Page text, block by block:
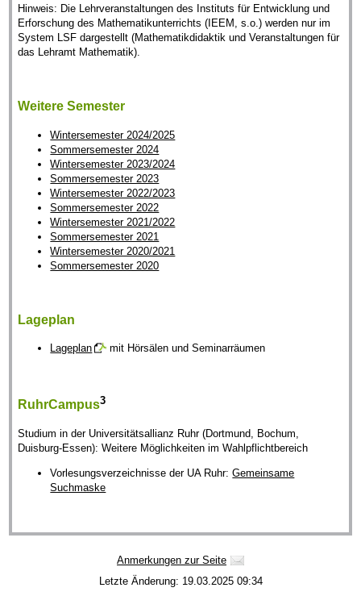
Hinweis: Die Lehrveranstaltungen des Instituts für Entwicklung und
Erforschung des Mathematikunterrichts (IEEM, s.o.) werden nur im
System LSF dargestellt (Mathematikdidaktik und Veranstaltungen für
das Lehramt Mathematik).
Weitere Semester
Wintersemester 2024/2025
Sommersemester 2024
Wintersemester 2023/2024
Sommersemester 2023
Wintersemester 2022/2023
Sommersemester 2022
Wintersemester 2021/2022
Sommersemester 2021
Wintersemester 2020/2021
Sommersemester 2020
Lageplan
Lageplan mit Hörsälen und Seminarräumen
RuhrCampus3
Studium in der Universitätsallianz Ruhr (Dortmund, Bochum,
Duisburg-Essen): Weitere Möglichkeiten im Wahlpflichtbereich
Vorlesungsverzeichnisse der UA Ruhr:Gemeinsame
Suchmaske
Anmerkungen zur Seite
Letzte Änderung: 19.03.2025 09:34